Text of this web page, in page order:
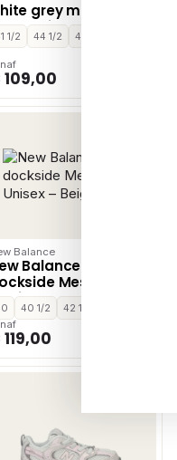
grey matter
Unisex – Wit
1/2 44 1/2 45
Balance
Balance 740
Mesh Unisex
40 1/2
42 1/2